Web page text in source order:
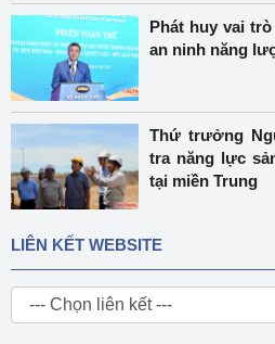
Phát huy vai
an ninh năng
Thứ trưởng
tra năng lực
tại miền Trung
LIÊN KẾT WEBSITE